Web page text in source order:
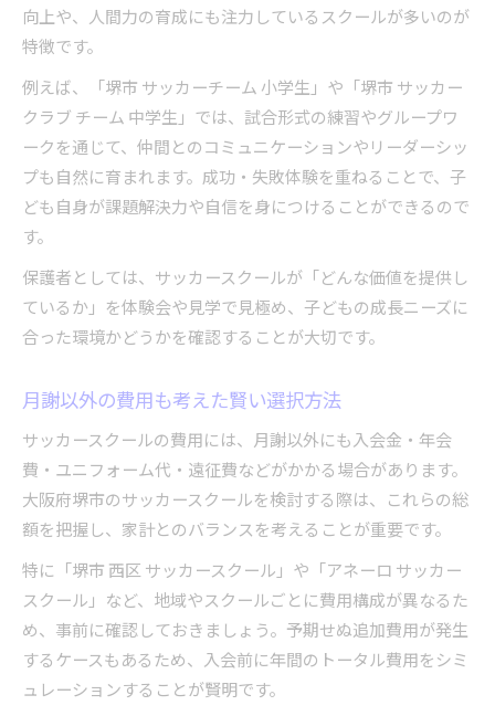
向上や、人間力の育成にも注力しているスクールが多いのが
特徴です。
例えば、「堺市 サッカーチーム 小学生」や「堺市 サッカー
クラブ チーム 中学生」では、試合形式の練習やグループワ
ークを通じて、仲間とのコミュニケーションやリーダーシッ
プも自然に育まれます。成功・失敗体験を重ねることで、子
ども自身が課題解決力や自信を身につけることができるので
す。
保護者としては、サッカースクールが「どんな価値を提供し
ているか」を体験会や見学で見極め、子どもの成長ニーズに
合った環境かどうかを確認することが大切です。
月謝以外の費用も考えた賢い選択方法
サッカースクールの費用には、月謝以外にも入会金・年会
費・ユニフォーム代・遠征費などがかかる場合があります。
大阪府堺市のサッカースクールを検討する際は、これらの総
額を把握し、家計とのバランスを考えることが重要です。
特に「堺市 西区 サッカースクール」や「アネーロ サッカー
スクール」など、地域やスクールごとに費用構成が異なるた
め、事前に確認しておきましょう。予期せぬ追加費用が発生
するケースもあるため、入会前に年間のトータル費用をシミ
ュレーションすることが賢明です。